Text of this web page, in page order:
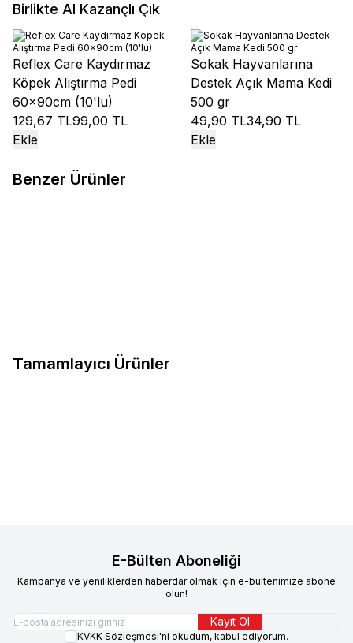
Birlikte Al Kazançlı Çık
Reflex Care Kaydırmaz
Köpek Alıştırma Pedi
60x90cm (10'lu)
129,67 TL99,00 TL
Ekle
Sokak Hayvanlarına
Destek Açık Mama Kedi
500 gr
49,90 TL34,90 TL
Ekle
Benzer Ürünler
Tamamlayıcı Ürünler
E-Bülten Aboneliği
Kampanya ve yeniliklerden haberdar olmak için e-bültenimize abone
olun!
Kayıt Ol
KVKK Sözleşmesi'ni okudum, kabul ediyorum.